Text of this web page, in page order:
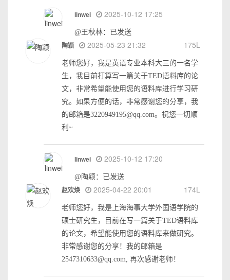
linwei 2025-10-12 17:25
@王秋林：已发送
陶颖 2025-05-23 21:32 175L
老师您好，我是英语专业本科大三的一名学
生，我目前打算写一篇关于TED语料库的论
文，非常希望能使用您的语料库进行学习研
究。如果方便的话，非常感谢您的分享，我
的邮箱是3220949195@qq.com。祝您一切顺
利~
linwei 2025-10-12 17:20
@陶颖：已发送
赵欢焕 2025-04-22 20:01 174L
老师您好，我是上海海事大学外国语学院的
硕士研究生，目前在写一篇关于TED语料库
的论文，希望能使用您的语料库来做研究。
非常感谢您的分享！我的邮箱是
2547310633@qq.com, 再次感谢老师！